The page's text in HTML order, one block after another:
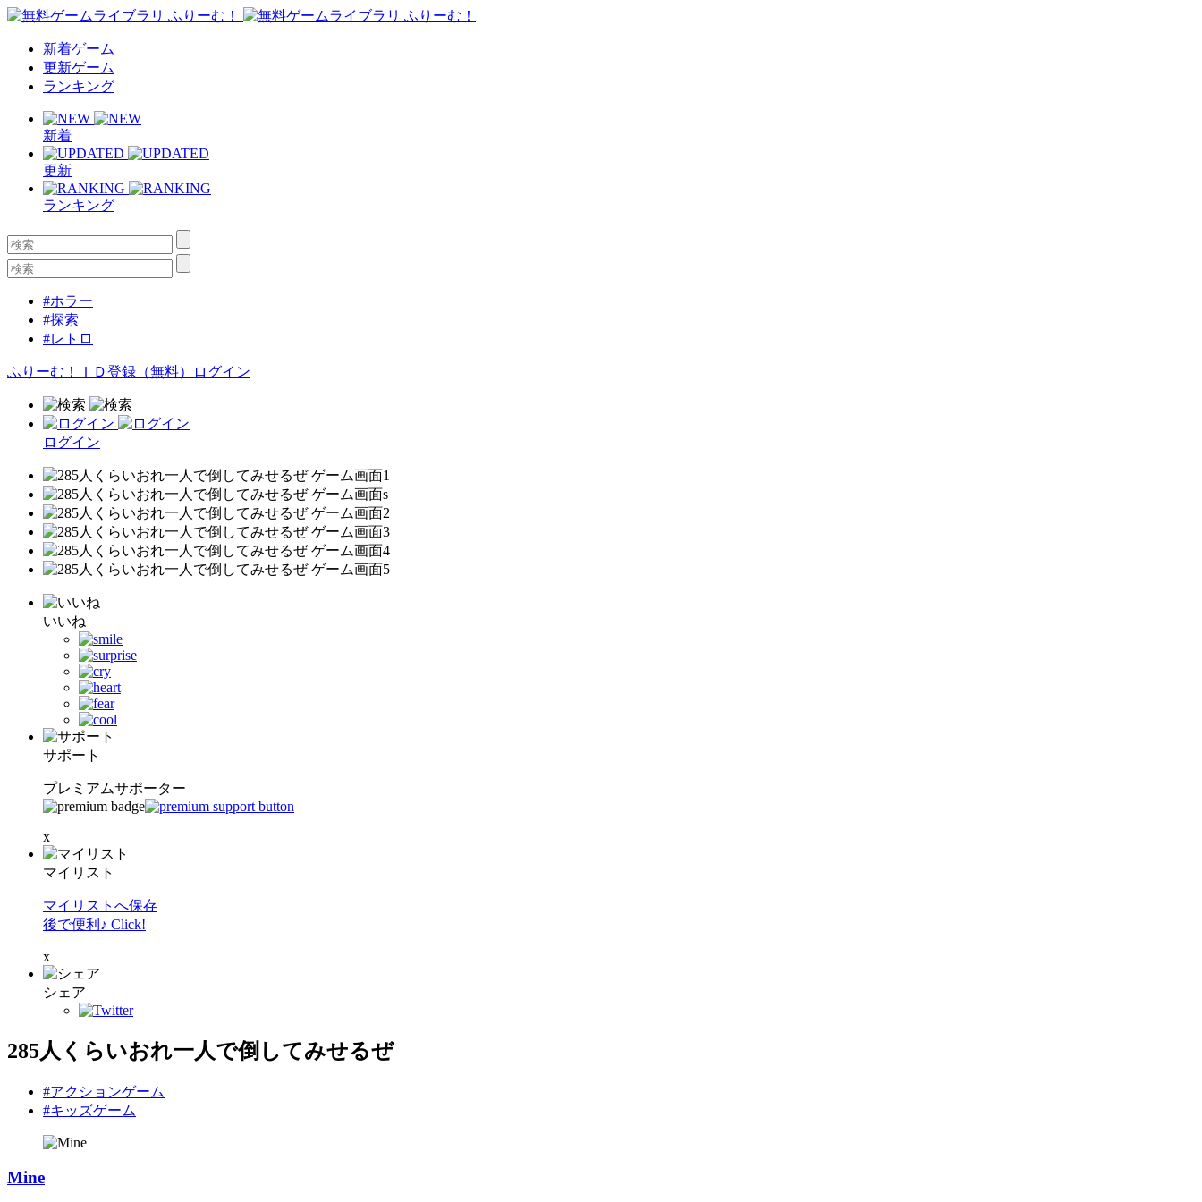
新着ゲーム
更新ゲーム
ランキング
新着
更新
ランキング
#ホラー
#探索
#レトロ
ふりーむ！ＩＤ登録（無料） ログイン
ログイン
いいね
サポート
プレミアムサポーター
x
マイリスト
マイリストへ保存
後で便利♪ Click!
x
シェア
285人くらいおれ一人で倒してみせるぜ
#アクションゲーム
#キッズゲーム
Mine